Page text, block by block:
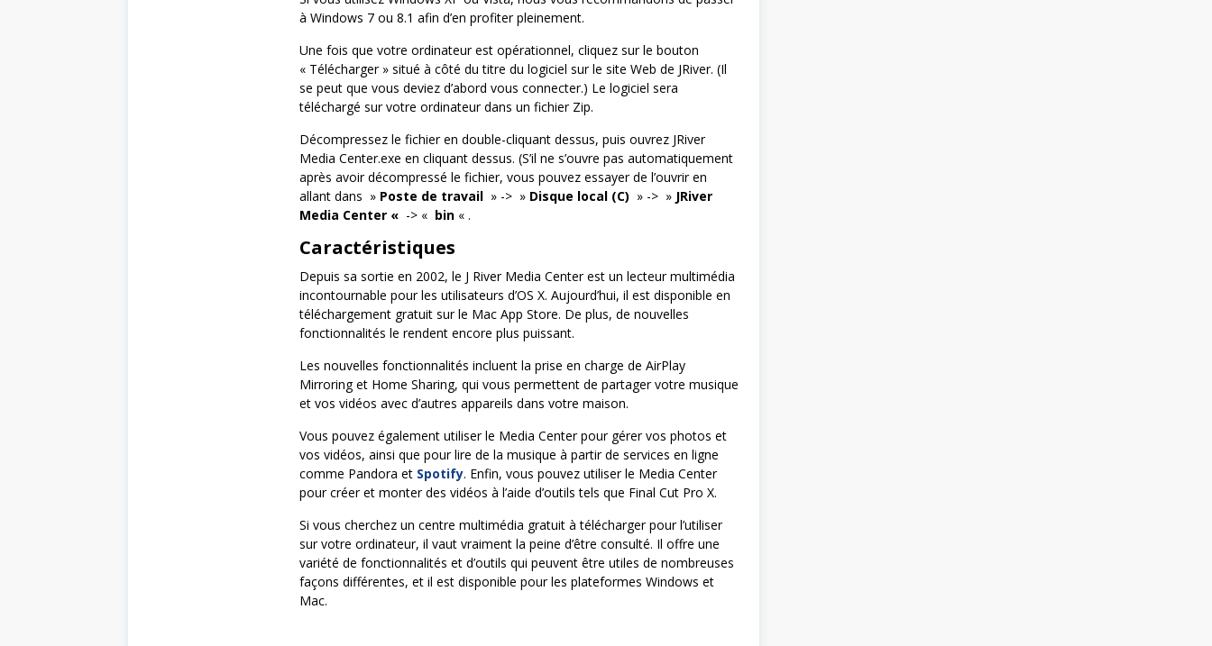
à Windows 7 ou 8.1 afin d’en profiter pleinement.
Une fois que votre ordinateur est opérationnel, cliquez sur le bouton
« Télécharger » situé à côté du titre du logiciel sur le site Web de JRiver. (Il
se peut que vous deviez d’abord vous connecter.) Le logiciel sera
téléchargé sur votre ordinateur dans un fichier Zip.
Décompressez le fichier en double-cliquant dessus, puis ouvrez JRiver
Media Center.exe en cliquant dessus. (S’il ne s’ouvre pas automatiquement
après avoir décompressé le fichier, vous pouvez essayer de l’ouvrir en
allant dans » Poste de travail » -> » Disque local (C) » -> » JRiver
Media Center « -> « bin « .
Caractéristiques
Depuis sa sortie en 2002, le J River Media Center est un lecteur multimédia
incontournable pour les utilisateurs d’OS X. Aujourd’hui, il est disponible en
téléchargement gratuit sur le Mac App Store. De plus, de nouvelles
fonctionnalités le rendent encore plus puissant.
Les nouvelles fonctionnalités incluent la prise en charge de AirPlay
Mirroring et Home Sharing, qui vous permettent de partager votre musique
et vos vidéos avec d’autres appareils dans votre maison.
Vous pouvez également utiliser le Media Center pour gérer vos photos et
vos vidéos, ainsi que pour lire de la musique à partir de services en ligne
comme Pandora et Spotify. Enfin, vous pouvez utiliser le Media Center
pour créer et monter des vidéos à l’aide d’outils tels que Final Cut Pro X.
Si vous cherchez un centre multimédia gratuit à télécharger pour l’utiliser
sur votre ordinateur, il vaut vraiment la peine d’être consulté. Il offre une
variété de fonctionnalités et d’outils qui peuvent être utiles de nombreuses
façons différentes, et il est disponible pour les plateformes Windows et
Mac.